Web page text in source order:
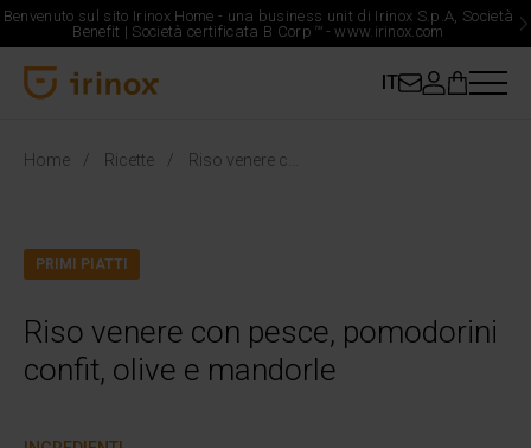
Benvenuto sul sito Irinox Home - una business unit di Irinox S.p.A, Società
Benefit | Società certificata B Corp ™-www.irinox.com
IT
Home Ricette
PRIMI PIATTI
Riso venere con pesce, pomodorini
confit, olive e mandorle